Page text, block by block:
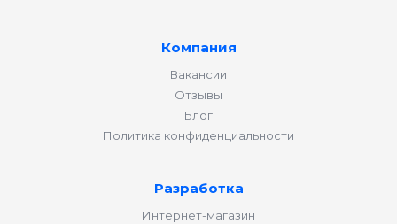
Компания
Вакансии
Отзывы
Блог
Политика конфиденциальности
Разработка
Интернет-магазин